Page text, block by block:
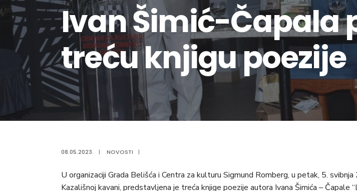
Ivan Šimić-Čapala
treću knjigu poezije
08.05.2023. | NOVOSTI |
U organizaciji Grada Belišća i Centra za kulturu Sigmund Romberg, u petak, 5.
Kazališnoj kavani, predstavljena je treća knjige poezije autora Ivana Šimića – Čapale